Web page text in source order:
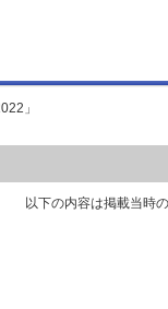
」
以下の内容は掲載当時